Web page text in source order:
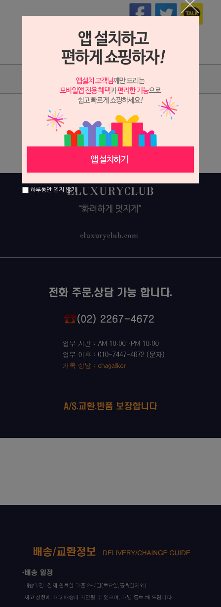
상품리뷰
상세정보 새창 열기
상세 정보를 확대해 보실 수 있습니다.
하루동안 열지 않기